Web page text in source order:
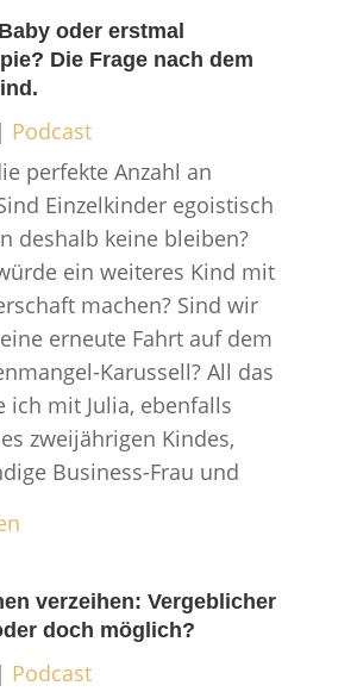
oder erstmal
Die Frage nach dem
| Podcast
perfekte Anzahl an
Einzelkinder egoistisch
deshalb keine bleiben?
ein weiteres Kind mit
machen? Sind wir
erneute Fahrt auf dem
Karussell? All das
ich mit Julia, ebenfalls
zweijährigen Kindes,
Business-Frau und
verzeihen: Vergeblicher
doch möglich?
| Podcast